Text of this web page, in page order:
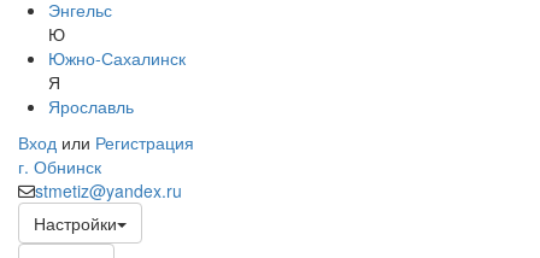
Энгельс
Ю
Южно-Сахалинск
Я
Ярославль
Вход или Регистрация
г. Обнинск
stmetiz@yandex.ru
Настройки